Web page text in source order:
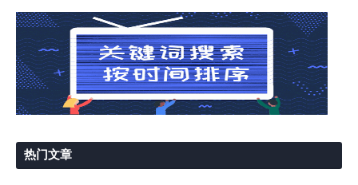
热门文章